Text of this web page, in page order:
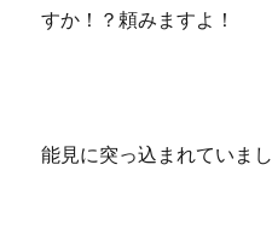
すか！？頼みますよ！
能見に突っ込まれていま